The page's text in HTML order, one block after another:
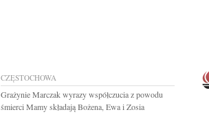
CZĘSTOCHOWA
Grażynie Marczak wyrazy współczucia z powodu
śmierci Mamy składają Bożena, Ewa i Zosia